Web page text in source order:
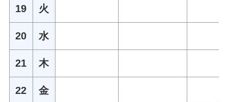
19 火
20 水
21 木
22 金